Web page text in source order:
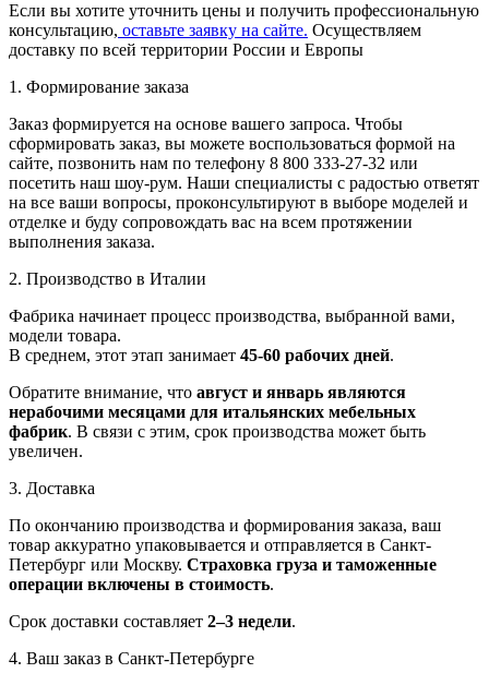
Если вы хотите уточнить цены и получить профессиональную
консультацию, оставьте заявку на сайте. Осуществляем
доставку по всей территории России и Европы
1. Формирование заказа
Заказ формируется на основе вашего запроса. Чтобы
сформировать заказ, вы можете воспользоваться формой на
сайте, позвонить нам по телефону 8 800 333-27-32 или
посетить наш шоу-рум. Наши специалисты с радостью ответят
на все ваши вопросы, проконсультируют в выборе моделей и
отделке и буду сопровождать вас на всем протяжении
выполнения заказа.
2. Производство в Италии
Фабрика начинает процесс производства, выбранной вами,
модели товара.
В среднем, этот этап занимает 45-60 рабочих дней.
Обратите внимание, что август и январь являются
нерабочими месяцами для итальянских мебельных
фабрик. В связи с этим, срок производства может быть
увеличен.
3. Доставка
По окончанию производства и формирования заказа, ваш
товар аккуратно упаковывается и отправляется в Санкт-
Петербург или Москву. Страховка груза и таможенные
операции включены в стоимость.
Срок доставки составляет 2–3 недели.
4. Ваш заказ в Санкт-Петербурге